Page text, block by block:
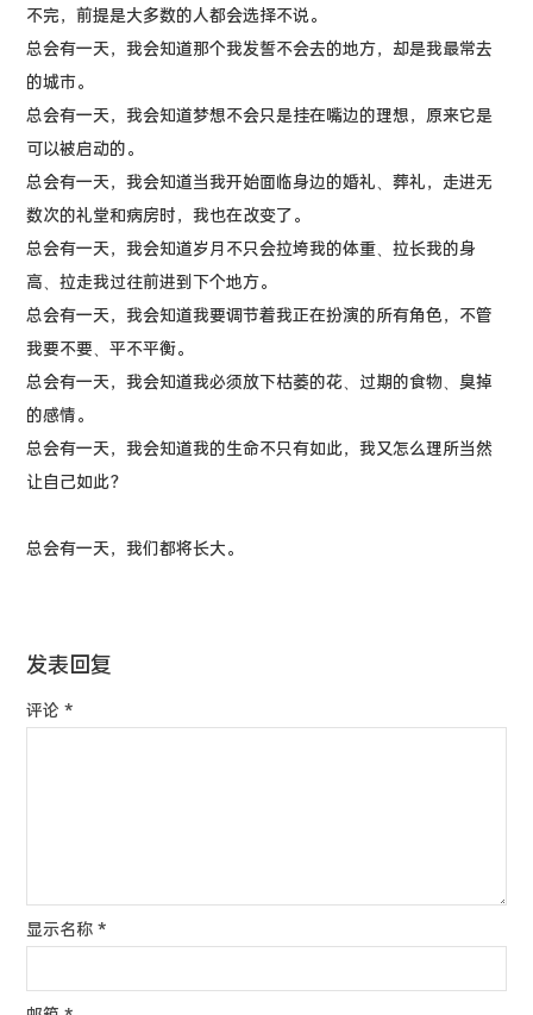
不完，前提是大多数的人都会选择不说。
总会有一天，我会知道那个我发誓不会去的地方，却是我最常去
的城市。
总会有一天，我会知道梦想不会只是挂在嘴边的理想，原来它是
可以被启动的。
总会有一天，我会知道当我开始面临身边的婚礼、葬礼，走进无
数次的礼堂和病房时，我也在改变了。
总会有一天，我会知道岁月不只会拉垮我的体重、拉长我的身
高、拉走我过往前进到下个地方。
总会有一天，我会知道我要调节着我正在扮演的所有角色，不管
我要不要、平不平衡。
总会有一天，我会知道我必须放下枯萎的花、过期的食物、臭掉
的感情。
总会有一天，我会知道我的生命不只有如此，我又怎么理所当然
让自己如此？
总会有一天，我们都将长大。
发表回复
评论*
显示名称*